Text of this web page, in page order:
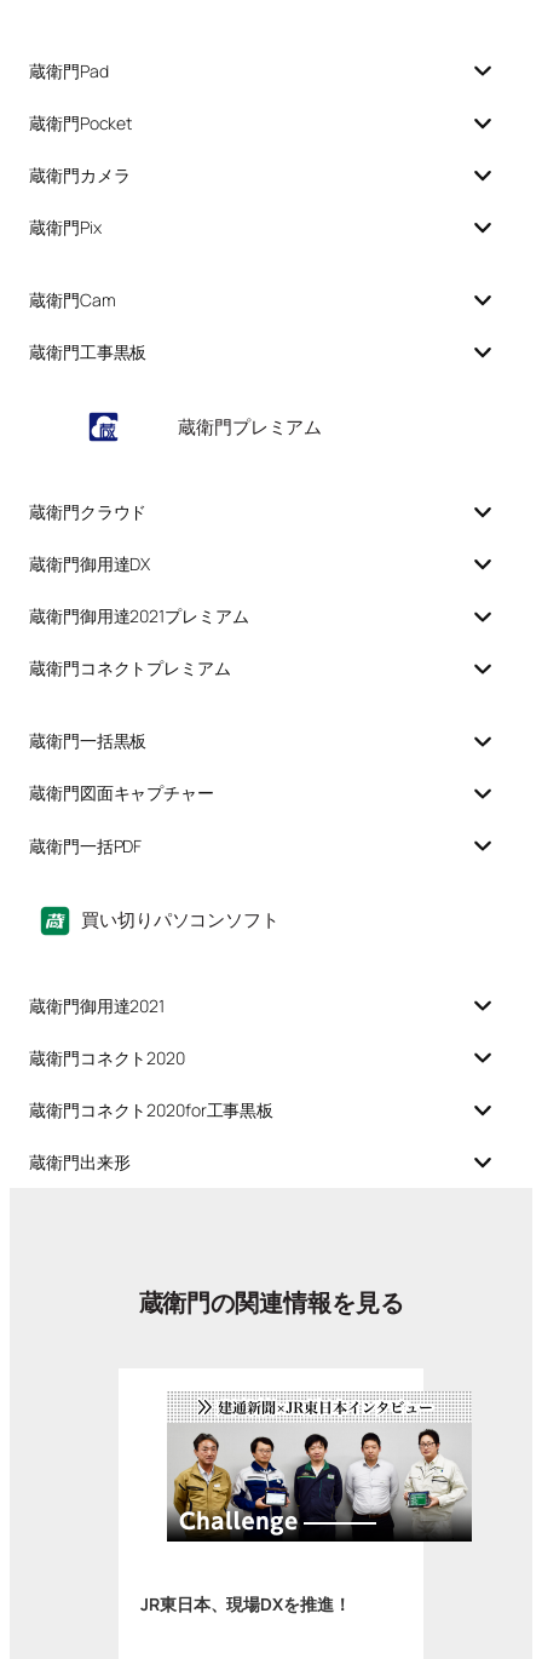
蔵衛門Pad
蔵衛門Pocket
蔵衛門カメラ
蔵衛門Pix
蔵衛門Cam
蔵衛門工事黒板
蔵衛門プレミアム
蔵衛門クラウド
蔵衛門御用達DX
蔵衛門御用達2021プレミアム
蔵衛門コネクトプレミアム
蔵衛門一括黒板
蔵衛門図面キャプチャー
蔵衛門一括PDF
買い切りパソコンソフト
蔵衛門御用達2021
蔵衛門コネクト2020
蔵衛門コネクト2020for工事黒板
蔵衛門出来形
蔵衛門の関連情報を見る
JR東日本、現場DXを推進！